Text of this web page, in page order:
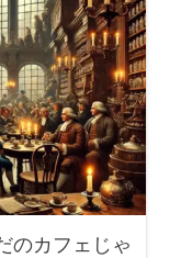
のカフェじゃ